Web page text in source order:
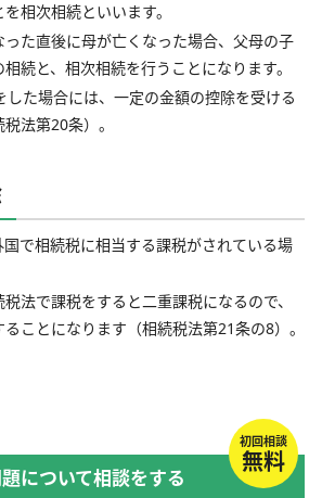
相次相続といいます。
た直後に母が亡くなった場合、父母の子
続と、相次相続を行うことになります。
した場合には、一定の金額の控除を受ける
法第20条）。
で相続税に相当する課税がされている場
法で課税をすると二重課税になるので、
ことになります（相続税法第21条の8）。
初回相談
無料
について相談をする